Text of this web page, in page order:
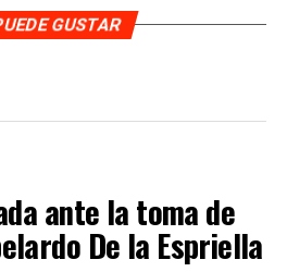
GUSTAR
ante la toma de
De la Espriella